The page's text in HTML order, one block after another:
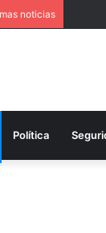
noticias
Política